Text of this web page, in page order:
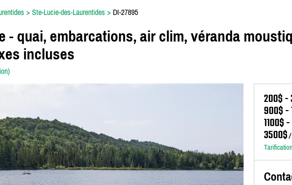
> Ste-Lucie-des-Laurentides > DI-27895
- quai, embarcations, air clim, véranda
incluses
200$ -
900$ -
1100$
3500$/